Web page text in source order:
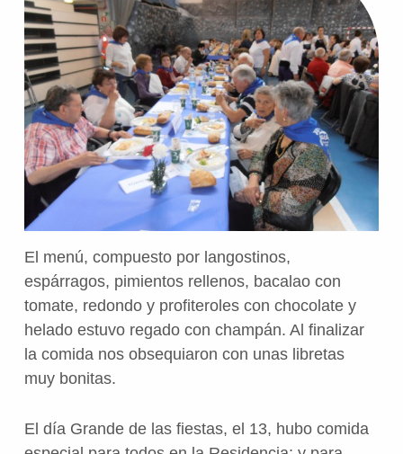
El menú, compuesto por langostinos,
espárragos, pimientos rellenos, bacalao con
tomate, redondo y profiteroles con chocolate y
helado estuvo regado con champán. Al finalizar
la comida nos obsequiaron con unas libretas
muy bonitas.
El día Grande de las fiestas, el 13, hubo comida